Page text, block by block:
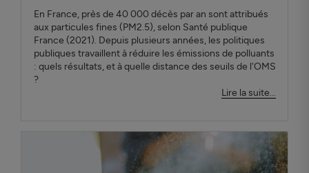
En France, près de 40 000 décès par an sont attribués
aux particules fines (PM2.5), selon Santé publique
France (2021). Depuis plusieurs années, les politiques
publiques travaillent à réduire les émissions de polluants
: quels résultats, et à quelle distance des seuils de l'OMS
?
Lire la suite...